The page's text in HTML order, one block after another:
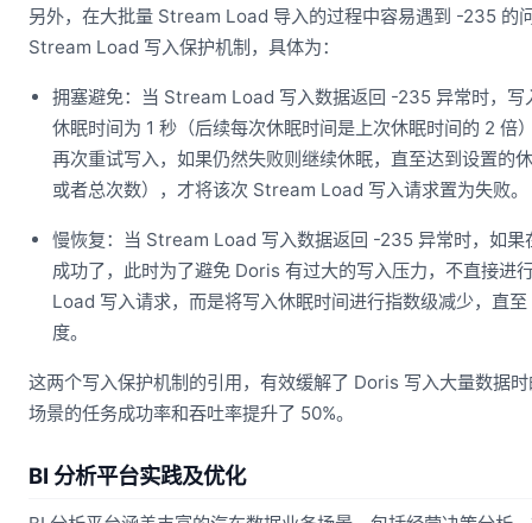
另外，在大批量 Stream Load 导入的过程中容易遇到 -235 的
Stream Load 写入保护机制，具体为：
拥塞避免：当 Stream Load 写入数据返回 -235 异常时，写
休眠时间为 1 秒（后续每次休眠时间是上次休眠时间的 2 倍
再次重试写入，如果仍然失败则继续休眠，直至达到设置的
或者总次数），才将该次 Stream Load 写入请求置为失败。
慢恢复：当 Stream Load 写入数据返回 -235 异常时，如果
成功了，此时为了避免 Doris 有过大的写入压力，不直接进
Load 写入请求，而是将写入休眠时间进行指数级减少，直
度。
这两个写入保护机制的引用，有效缓解了 Doris 写入大量数据
场景的任务成功率和吞吐率提升了 50%。
BI 分析平台实践及优化